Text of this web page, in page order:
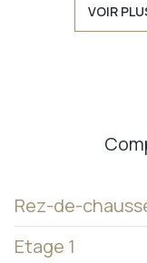
construit en
1 garage(s)
VOIR
Rez-de-
entrée
Etage 1